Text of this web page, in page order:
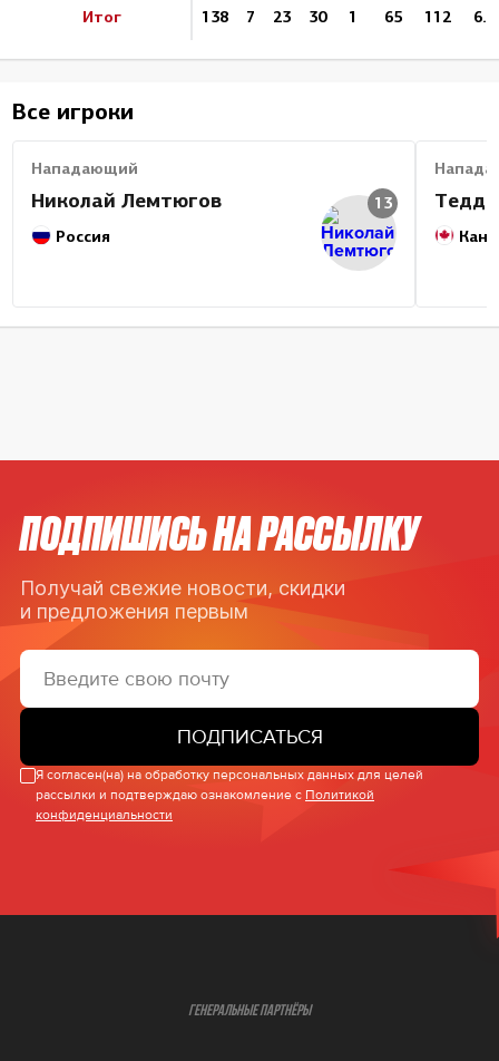
Итог 138 7 23 30 1 65 112 6.2
Все игроки
Нападающий
Николай Лемтюгов
Россия
13
ПОДПИШИСЬ НА РАССЫЛКУ
Получай свежие новости, скидки
и предложения первым
ПОДПИСАТЬСЯ
Я согласен(на) на обработку персональных данных для целей
рассылки и подтверждаю ознакомление с Политикой
конфиденциальности
ГЕНЕРАЛЬНЫЕ ПАРТНЁРЫ